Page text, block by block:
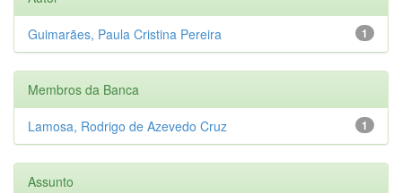
1
Guimarães, Paula Cristina Pereira
Membros da Banca
1
Lamosa, Rodrigo de Azevedo Cruz
Assunto